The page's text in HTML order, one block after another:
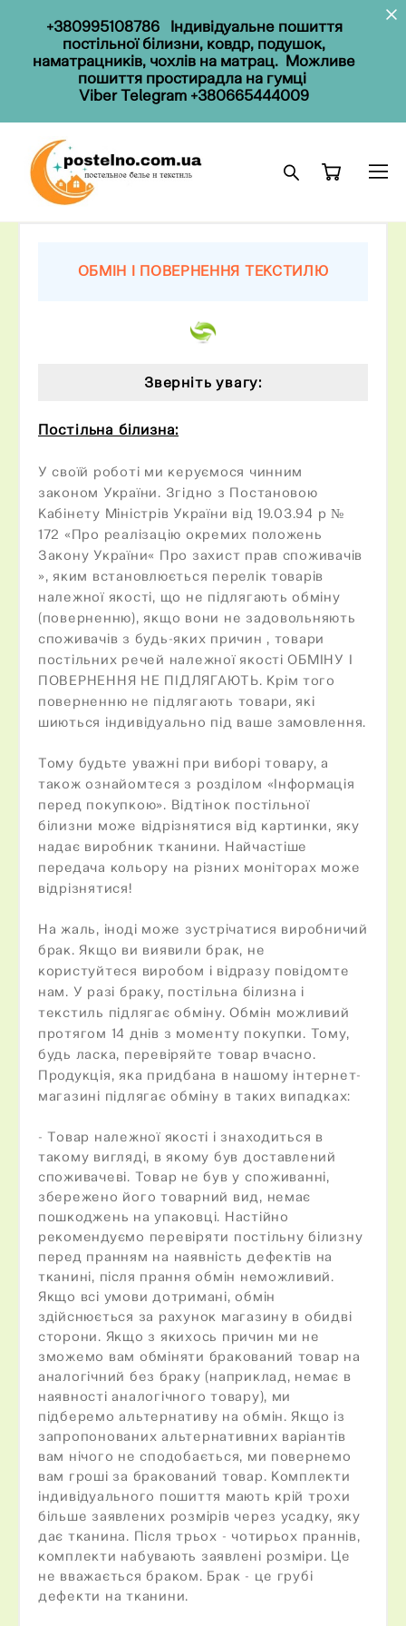
+380995108786Індивідуальне пошиття
постільної білизни, ковдр, подушок,
наматрацників, чохлів на матрац. Можливе
пошиття простирадла на гумці
Viber Telegram +380665444009
ОБМІН І ПОВЕРНЕННЯ ТЕКСТИЛЮ
Зверніть увагу:
Постільна білизна:
У своїй роботі ми керуємося чинним
законом України. Згідно з Постановою
Кабінету Міністрів України від 19.03.94 р №
172 «Про реалізацію окремих положень
Закону України« Про захист прав споживачів
», яким встановлюється перелік товарів
належної якості, що не підлягають обміну
(поверненню), якщо вони не задовольняють
споживачів з будь-яких причин , товари
постільних речей належної якості ОБМІНУ І
ПОВЕРНЕННЯ НЕ ПІДЛЯГАЮТЬ. Крім того
поверненню не підлягають товари, які
шиються індивідуально під ваше замовлення.
Тому будьте уважні при виборі товару, а
також ознайомтеся з розділом «Інформація
перед покупкою». Відтінок постільної
білизни може відрізнятися від картинки, яку
надає виробник тканини. Найчастіше
передача кольору на різних моніторах може
відрізнятися!
На жаль, іноді може зустрічатися виробничий
брак. Якщо ви виявили брак, не
користуйтеся виробом і відразу повідомте
нам. У разі браку, постільна білизна і
текстиль підлягає обміну. Обмін можливий
протягом 14 днів з моменту покупки. Тому,
будь ласка, перевіряйте товар вчасно.
Продукція, яка придбана в нашому інтернет-
магазині підлягає обміну в таких випадках:
- Товар належної якості і знаходиться в
такому вигляді, в якому був доставлений
споживачеві. Товар не був у споживанні,
збережено його товарний вид, немає
пошкоджень на упаковці. Настійно
рекомендуємо перевіряти постільну білизну
перед пранням на наявність дефектів на
тканині, після прання обмін неможливий.
Якщо всі умови дотримані, обмін
здійснюється за рахунок магазину в обидві
сторони. Якщо з якихось причин ми не
зможемо вам обміняти бракований товар на
аналогічний без браку (наприклад, немає в
наявності аналогічного товару), ми
підберемо альтернативу на обмін. Якщо із
запропонованих альтернативних варіантів
вам нічого не сподобається, ми повернемо
вам гроші за бракований товар. Комплекти
індивідуального пошиття мають крій трохи
більше заявлених розмірів через усадку, яку
дає тканина. Після трьох - чотирьох праннів,
комплекти набувають заявлені розміри. Це
не вважається браком. Брак - це грубі
дефекти на тканини.